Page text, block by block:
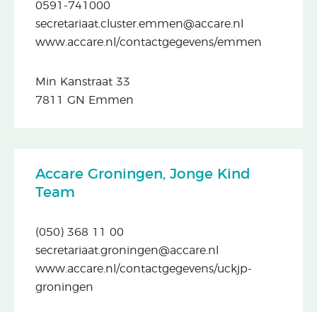
0591-741000
secretariaat.cluster.emmen@accare.nl
www.accare.nl/contactgegevens/emmen
Min Kanstraat 33
7811 GN Emmen
Accare Groningen, Jonge Kind
Team
(050) 368 11 00
secretariaat.groningen@accare.nl
www.accare.nl/contactgegevens/uckjp-
groningen